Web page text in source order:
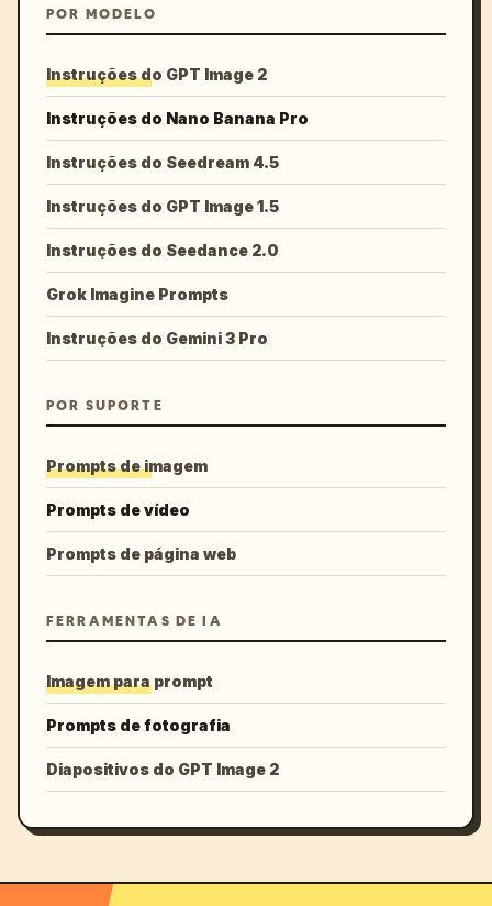
POR MODELO
Instruções do GPT Image 2
Instruções do Nano Banana Pro
Instruções do Seedream 4.5
Instruções do GPT Image 1.5
Instruções do Seedance 2.0
Grok Imagine Prompts
Instruções do Gemini 3 Pro
POR SUPORTE
Prompts de imagem
Prompts de vídeo
Prompts de página web
FERRAMENTAS DE IA
Imagem para prompt
Prompts de fotografia
Diapositivos do GPT Image 2